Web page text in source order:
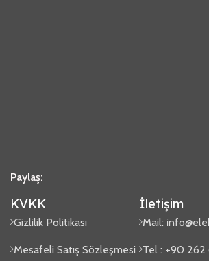
Paylaş:
KVKK
Gizlilik Politikası
Mesafeli Satış Sözleşmesi
İletişim
Mail:
Tel : +90 262